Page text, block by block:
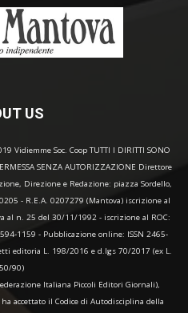
US
Vidiemme Soc. Coop TUTTI I DIRITTI SONO
SENZA AUTORIZZAZIONE Direttore
Direzione e Redazione: piazza Sordello,
- R.E.A. 0207279 (Mantova) iscrizione al
al n. 25 del 30/11/1992 - iscrizione al ROC:
1159 - Pubblicazione online: ISSN 2465-
editoria L. 198/2016 e d.lgs 70/2017 (ex L.
90)
Italiana Piccoli Editori Giornali),
accettato il Codice di Autodisciplina della